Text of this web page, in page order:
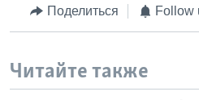
Поделиться Follow
Читайте также